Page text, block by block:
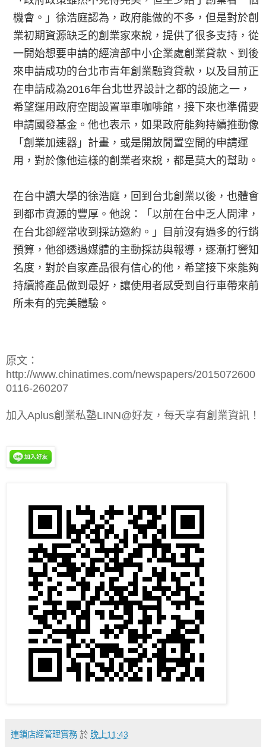
機會。」徐浩庭認為，政府能做的不多，但是對於創
業初期資源缺乏的創業家來說，提供了很多支持，從
一開始想要申請的經濟部中小企業處創業貸款、到後
來申請成功的台北市青年創業融資貸款，以及目前正
在申請成為2016年台北世界設計之都的設施之一，
希望運用政府空間設置單車咖啡館，接下來也準備要
申請國發基金。他也表示，如果政府能夠持續推動像
「創業加速器」計畫，或是開放閒置空間的申請運
用，對於像他這樣的創業者來說，都是莫大的幫助。
在台中讀大學的徐浩庭，回到台北創業以後，也體會
到都市資源的豐厚。他說：「以前在台中乏人問津，
在台北卻經常收到採訪邀約。」目前沒有過多的行銷
預算，他卻透過媒體的主動採訪與報導，逐漸打響知
名度，對於自家產品很有信心的他，希望接下來能夠
持續將產品做到最好，讓使用者感受到自行車帶來前
所未有的完美體驗。
原文：
http://www.chinatimes.com/newspapers/2015072600
0116-260207
加入Aplus創業私塾LINN@好友，每天享有創業資訊！
連鎖店經管理實務 於 晚上11:43